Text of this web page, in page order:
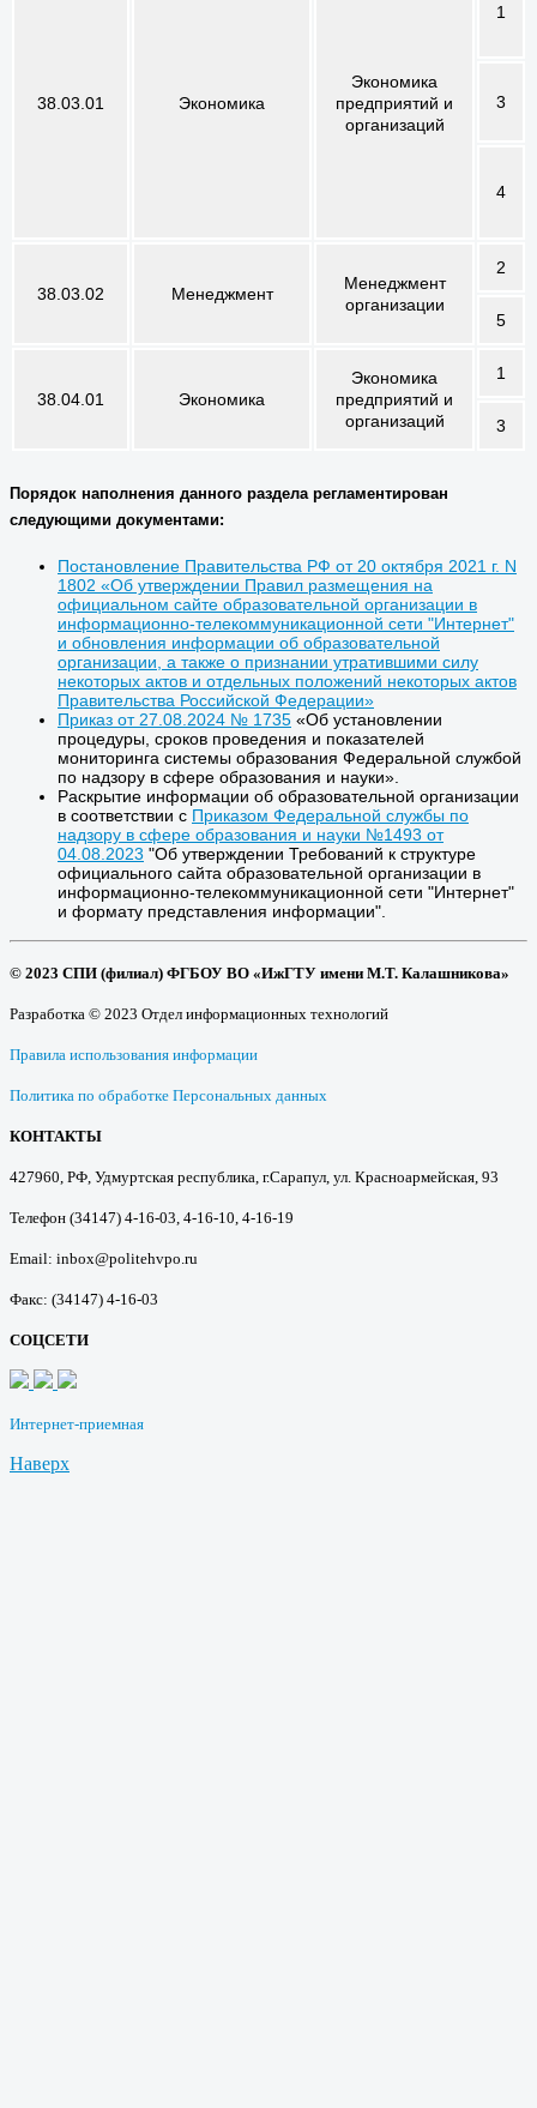
38.03.01 Экономика
Экономика
предприятий и
организаций
1
3
4
38.03.02 Менеджмент
Менеджмент
организации
2
5
38.04.01 Экономика
Экономика
предприятий и
организаций
1
3
Порядок наполнения данного раздела регламентирован
следующими документами:
Постановление Правительства РФ от 20 октября 2021 г. N
1802 «Об утверждении Правил размещения на
официальном сайте образовательной организации в
информационно-телекоммуникационной сети "Интернет"
и обновления информации об образовательной
организации, а также о признании утратившими силу
некоторых актов и отдельных положений некоторых актов
Правительства Российской Федерации»
Приказ от 27.08.2024 № 1735 «Об установлении
процедуры, сроков проведения и показателей
мониторинга системы образования Федеральной службой
по надзору в сфере образования и науки».
Раскрытие информации об образовательной организации
в соответствии с Приказом Федеральной службы по
надзору в сфере образования и науки №1493 от
04.08.2023 "Об утверждении Требований к структуре
официального сайта образовательной организации в
информационно-телекоммуникационной сети "Интернет"
и формату представления информации".
© 2023 СПИ (филиал) ФГБОУ ВО «ИжГТУ имени М.Т. Калашникова»
Разработка © 2023 Отдел информационных технологий
Правила использования информации
Политика по обработке Персональных данных
КОНТАКТЫ
427960, РФ, Удмуртская республика, г.Сарапул, ул. Красноармейская, 93
Телефон (34147) 4-16-03, 4-16-10, 4-16-19
Email: inbox@politehvpo.ru
Факс: (34147) 4-16-03
СОЦСЕТИ
Интернет-приемная
Наверх